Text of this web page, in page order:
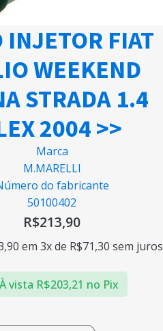
INJETOR FIAT
WEEKEND
STRADA 1.4
2004 >>
Marca
M.MARELLI
do fabricante
50100402
R$213,90
em 3x de R$71,30 sem juros
À vista R$203,21 no Pix